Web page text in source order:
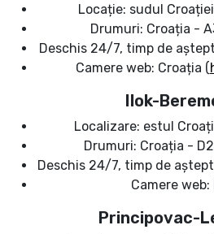
Locație: sudul
Drumuri: Croația -
Deschis 24/7, timp de
Camere web: Croația (
Ilok-
Localizare: estul
Drumuri: Croația -
Deschis 24/7, timp de
Camere
Principovac-